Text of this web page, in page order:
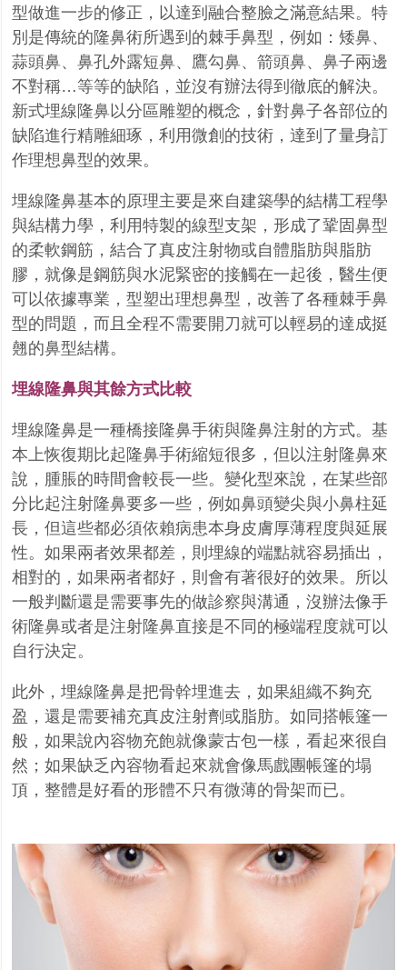
型做進一步的修正，以達到融合整臉之滿意結果。特
別是傳統的隆鼻術所遇到的棘手鼻型，例如：矮鼻、
蒜頭鼻、鼻孔外露短鼻、鷹勾鼻、箭頭鼻、鼻子兩邊
不對稱…等等的缺陷，並沒有辦法得到徹底的解決。
新式埋線隆鼻以分區雕塑的概念，針對鼻子各部位的
缺陷進行精雕細琢，利用微創的技術，達到了量身訂
作理想鼻型的效果。
埋線隆鼻基本的原理主要是來自建築學的結構工程學
與結構力學，利用特製的線型支架，形成了鞏固鼻型
的柔軟鋼筋，結合了真皮注射物或自體脂肪與脂肪
膠，就像是鋼筋與水泥緊密的接觸在一起後，醫生便
可以依據專業，型塑出理想鼻型，改善了各種棘手鼻
型的問題，而且全程不需要開刀就可以輕易的達成挺
翹的鼻型結構。
埋線隆鼻與其餘方式比較
埋線隆鼻是一種橋接隆鼻手術與隆鼻注射的方式。基
本上恢復期比起隆鼻手術縮短很多，但以注射隆鼻來
說，腫脹的時間會較長一些。變化型來說，在某些部
分比起注射隆鼻要多一些，例如鼻頭變尖與小鼻柱延
長，但這些都必須依賴病患本身皮膚厚薄程度與延展
性。如果兩者效果都差，則埋線的端點就容易插出，
相對的，如果兩者都好，則會有著很好的效果。所以
一般判斷還是需要事先的做診察與溝通，沒辦法像手
術隆鼻或者是注射隆鼻直接是不同的極端程度就可以
自行決定。
此外，埋線隆鼻是把骨幹埋進去，如果組織不夠充
盈，還是需要補充真皮注射劑或脂肪。如同搭帳篷一
般，如果說內容物充飽就像蒙古包一樣，看起來很自
然；如果缺乏內容物看起來就會像馬戲團帳篷的塌
頂，整體是好看的形體不只有微薄的骨架而已。